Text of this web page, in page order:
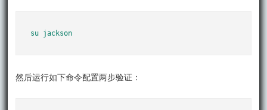
su jackson
然后运行如下命令配置两步验证：